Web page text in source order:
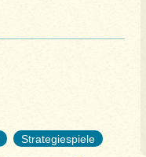
Strategiespiele